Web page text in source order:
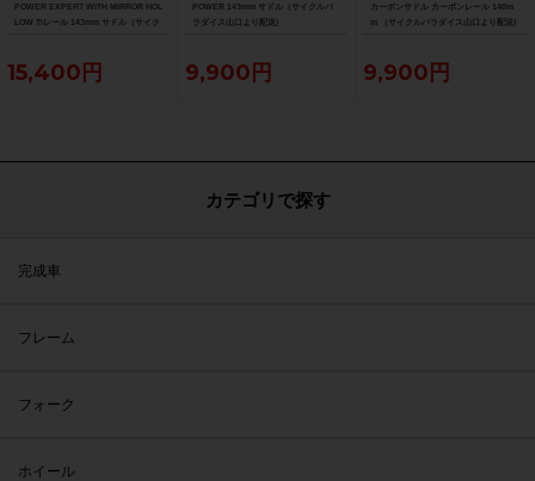
POWER EXPERT WITH MIRROR HOL
LOW Tiレール 143mm サドル（サイク
15,400円
POWER 143mm サドル（サイクルパ
ラダイス山口より配送)
9,900円
カーボンサドル カーボンレール 140m
m （サイクルパラダイス山口より配送)
9,900円
カテゴリで探す
完成車
フレーム
フォーク
ホイール